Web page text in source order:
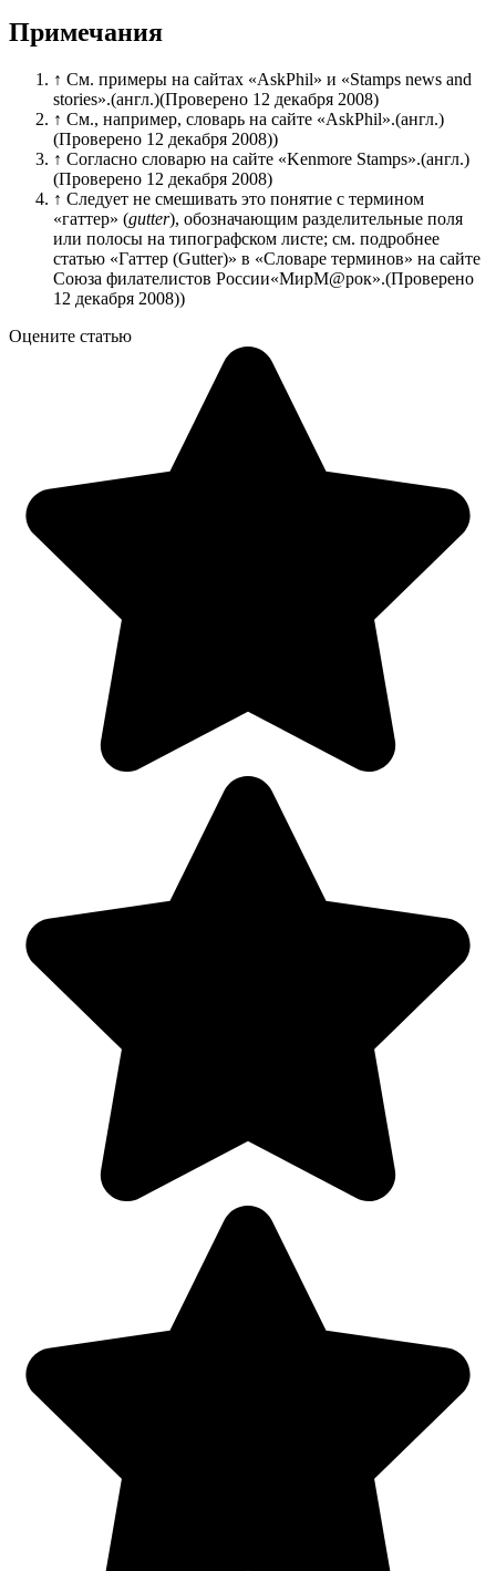
Примечания
↑ См. примеры на сайтах «AskPhil» и «Stamps news and
stories».(англ.)(Проверено 12 декабря 2008)
↑ См., например, словарь на сайте «AskPhil».(англ.)
(Проверено 12 декабря 2008))
↑ Согласно словарю на сайте «Kenmore Stamps».(англ.)
(Проверено 12 декабря 2008)
↑ Следует не смешивать это понятие с термином
«гаттер» (gutter), обозначающим разделительные поля
или полосы на типографском листе; см. подробнее
статью «Гаттер (Gutter)» в «Словаре терминов» на сайте
Союза филателистов России«МирМ@рок».(Проверено
12 декабря 2008))
Оцените статью